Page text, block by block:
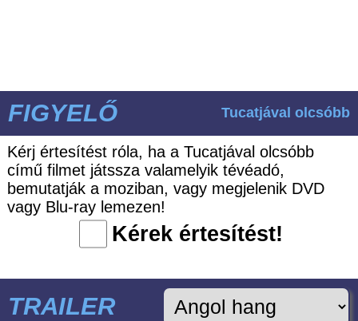
FIGYELŐ Tucatjával olcsóbb
Kérj értesítést róla, ha a Tucatjával olcsóbb
című filmet játssza valamelyik tévéadó,
bemutatják a moziban, vagy megjelenik DVD
vagy Blu-ray lemezen!
Kérek értesítést!
TRAILER